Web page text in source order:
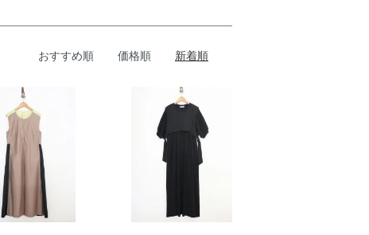
おすすめ順 価格順 新着順